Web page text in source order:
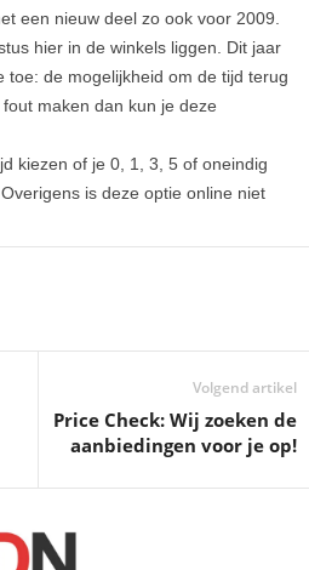
een nieuw deel zo ook voor 2009.
hier in de winkels liggen. Dit jaar
toe: de mogelijkheid om de tijd terug
maken dan kun je deze
kiezen of je 0, 1, 3, 5 of oneindig
is deze optie online niet
Volgend artikel
Price Check: Wij zoeken de
aanbiedingen voor je op!